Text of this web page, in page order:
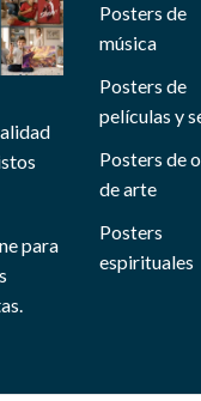
para
Posters de
música
Posters de
películas y
Posters de
de arte
Posters
espirituales